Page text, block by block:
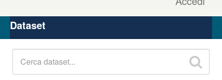
Organizzazioni
Gruppi
Dataset